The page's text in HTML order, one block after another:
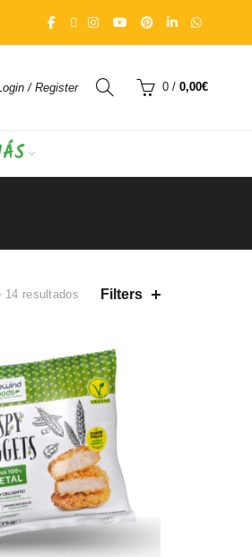
/ Register 0 / 0,00€
14 resultados Ordenado
a
bajo
Filters